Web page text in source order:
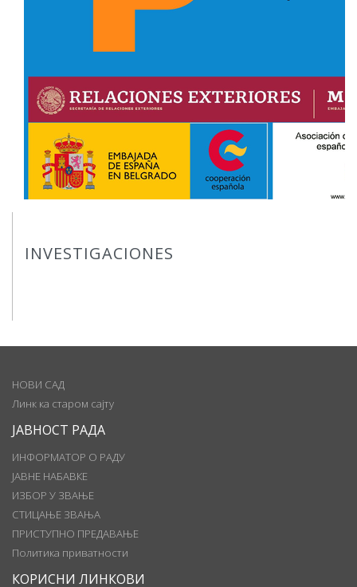
INVESTIGACIONES
НОВИ САД
Линк ка старом сајту
ЈАВНОСТ РАДА
ИНФОРМАТОР О РАДУ
ЈАВНЕ НАБАВКЕ
ИЗБОР У ЗВАЊЕ
СТИЦАЊЕ ЗВАЊА
ПРИСТУПНО ПРЕДАВАЊЕ
Политика приватности
КОРИСНИ ЛИНКОВИ